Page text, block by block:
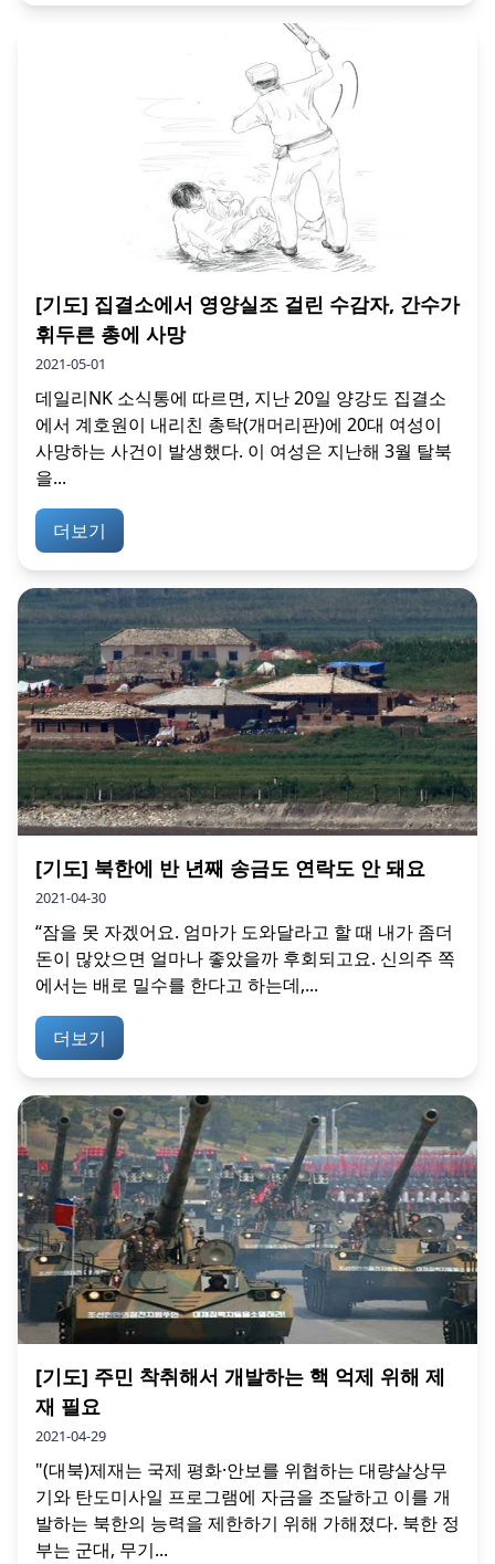
[기도] 집결소에서 영양실조 걸린 수감자, 간수가
휘두른 총에 사망
2021-05-01
데일리NK 소식통에 따르면, 지난 20일 양강도 집결소
에서 계호원이 내리친 총탁(개머리판)에 20대 여성이
사망하는 사건이 발생했다. 이 여성은 지난해 3월 탈북
을...
더보기
[기도] 북한에 반 년째 송금도 연락도 안 돼요
2021-04-30
“잠을 못 자겠어요. 엄마가 도와달라고 할 때 내가 좀더
돈이 많았으면 얼마나 좋았을까 후회되고요. 신의주 쪽
에서는 배로 밀수를 한다고 하는데,...
더보기
[기도] 주민 착취해서 개발하는 핵 억제 위해 제
재 필요
2021-04-29
"(대북)제재는 국제 평화·안보를 위협하는 대량살상무
기와 탄도미사일 프로그램에 자금을 조달하고 이를 개
발하는 북한의 능력을 제한하기 위해 가해졌다. 북한 정
부는 군대, 무기...